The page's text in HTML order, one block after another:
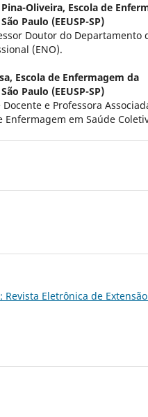
Oliveira, Escola de
Paulo (EEUSP-SP)
Doutor do Departamento
(ENO).
Escola de Enfermagem da
Paulo (EEUSP-SP)
e Professora
em Saúde
Revista Eletrônica de